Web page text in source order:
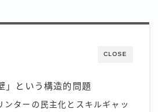
CLOSE
」という構造的問題
ターの民主化とスキルギャッ